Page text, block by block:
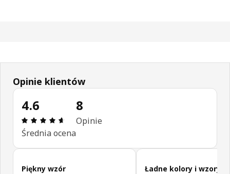
Opinie klientów
4.6
Opinia: 4.6 na 5 gwiazdki. Recenzje ogółem: 8
Średnia ocena
8
Opinie
Pomiń opinie klientów
Piękny wzór
Ładne kolory i wzory